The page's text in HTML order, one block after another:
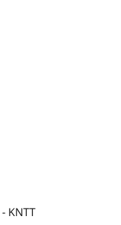
KNTT